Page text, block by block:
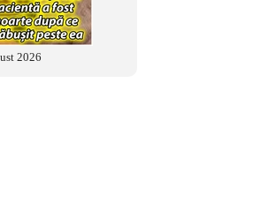
2026